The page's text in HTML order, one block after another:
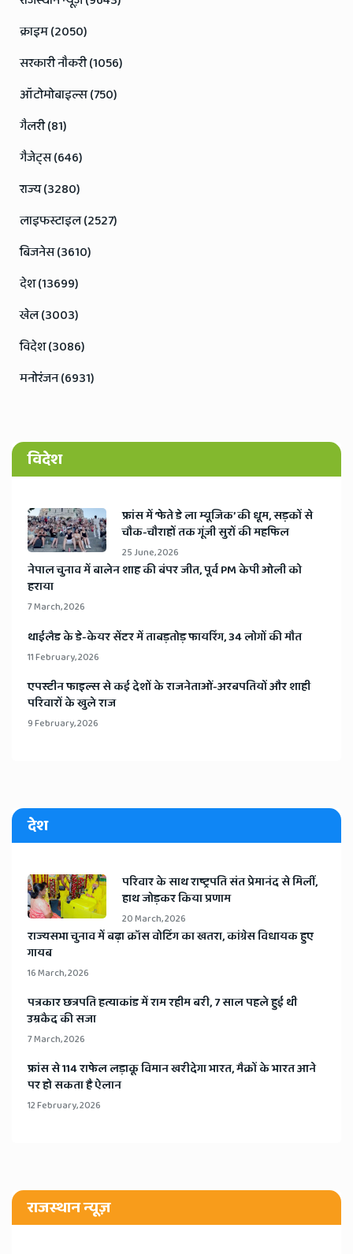
क्राइम (2050)
सरकारी नौकरी (1056)
ऑटोमोबाइल्स (750)
गैलरी (81)
गैजेट्स (646)
राज्य (3280)
लाइफस्टाइल (2527)
बिजनेस (3610)
देश (13699)
खेल (3003)
विदेश (3086)
मनोरंजन (6931)
विदेश
​फ्रांस में ‘फेते डे ला म्यूजिक’ की धूम, सड़कों से
चौक-चौराहों तक गूंजी सुरों की महफिल
25 June, 2026
​नेपाल चुनाव में बालेन शाह की बंपर जीत, पूर्व PM केपी ओली को
हराया
7 March, 2026
​थाईलैड के डे-केयर सेंटर में ताबड़तोड़ फायरिंग, 34 लोगों की मौत
11 February, 2026
​एपस्टीन फाइल्स से कई देशों के राजनेताओं-अरबपतियों और शाही
परिवारों के खुले राज
9 February, 2026
देश
​परिवार के साथ राष्ट्रपति संत प्रेमानंद से मिलीं,
हाथ जोड़कर किया प्रणाम
20 March, 2026
​राज्यसभा चुनाव में बढ़ा क्रॉस वोटिंग का खतरा, कांग्रेस विधायक हुए
गायब
16 March, 2026
​पत्रकार छत्रपति हत्याकांड में राम रहीम बरी, 7 साल पहले हुई थी
उम्रकैद की सजा
7 March, 2026
​फ्रांस से 114 राफेल लड़ाकू विमान खरीदेगा भारत, मैक्रों के भारत आने
पर हो सकता है ऐलान
12 February, 2026
राजस्थान न्यूज़